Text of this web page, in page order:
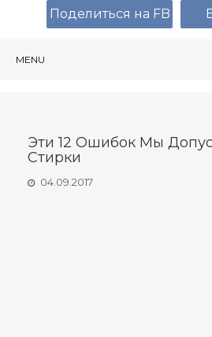
MENU
Эти 12 Ошибок Мы
Стирки
04.09.2017
Поделиться на FB